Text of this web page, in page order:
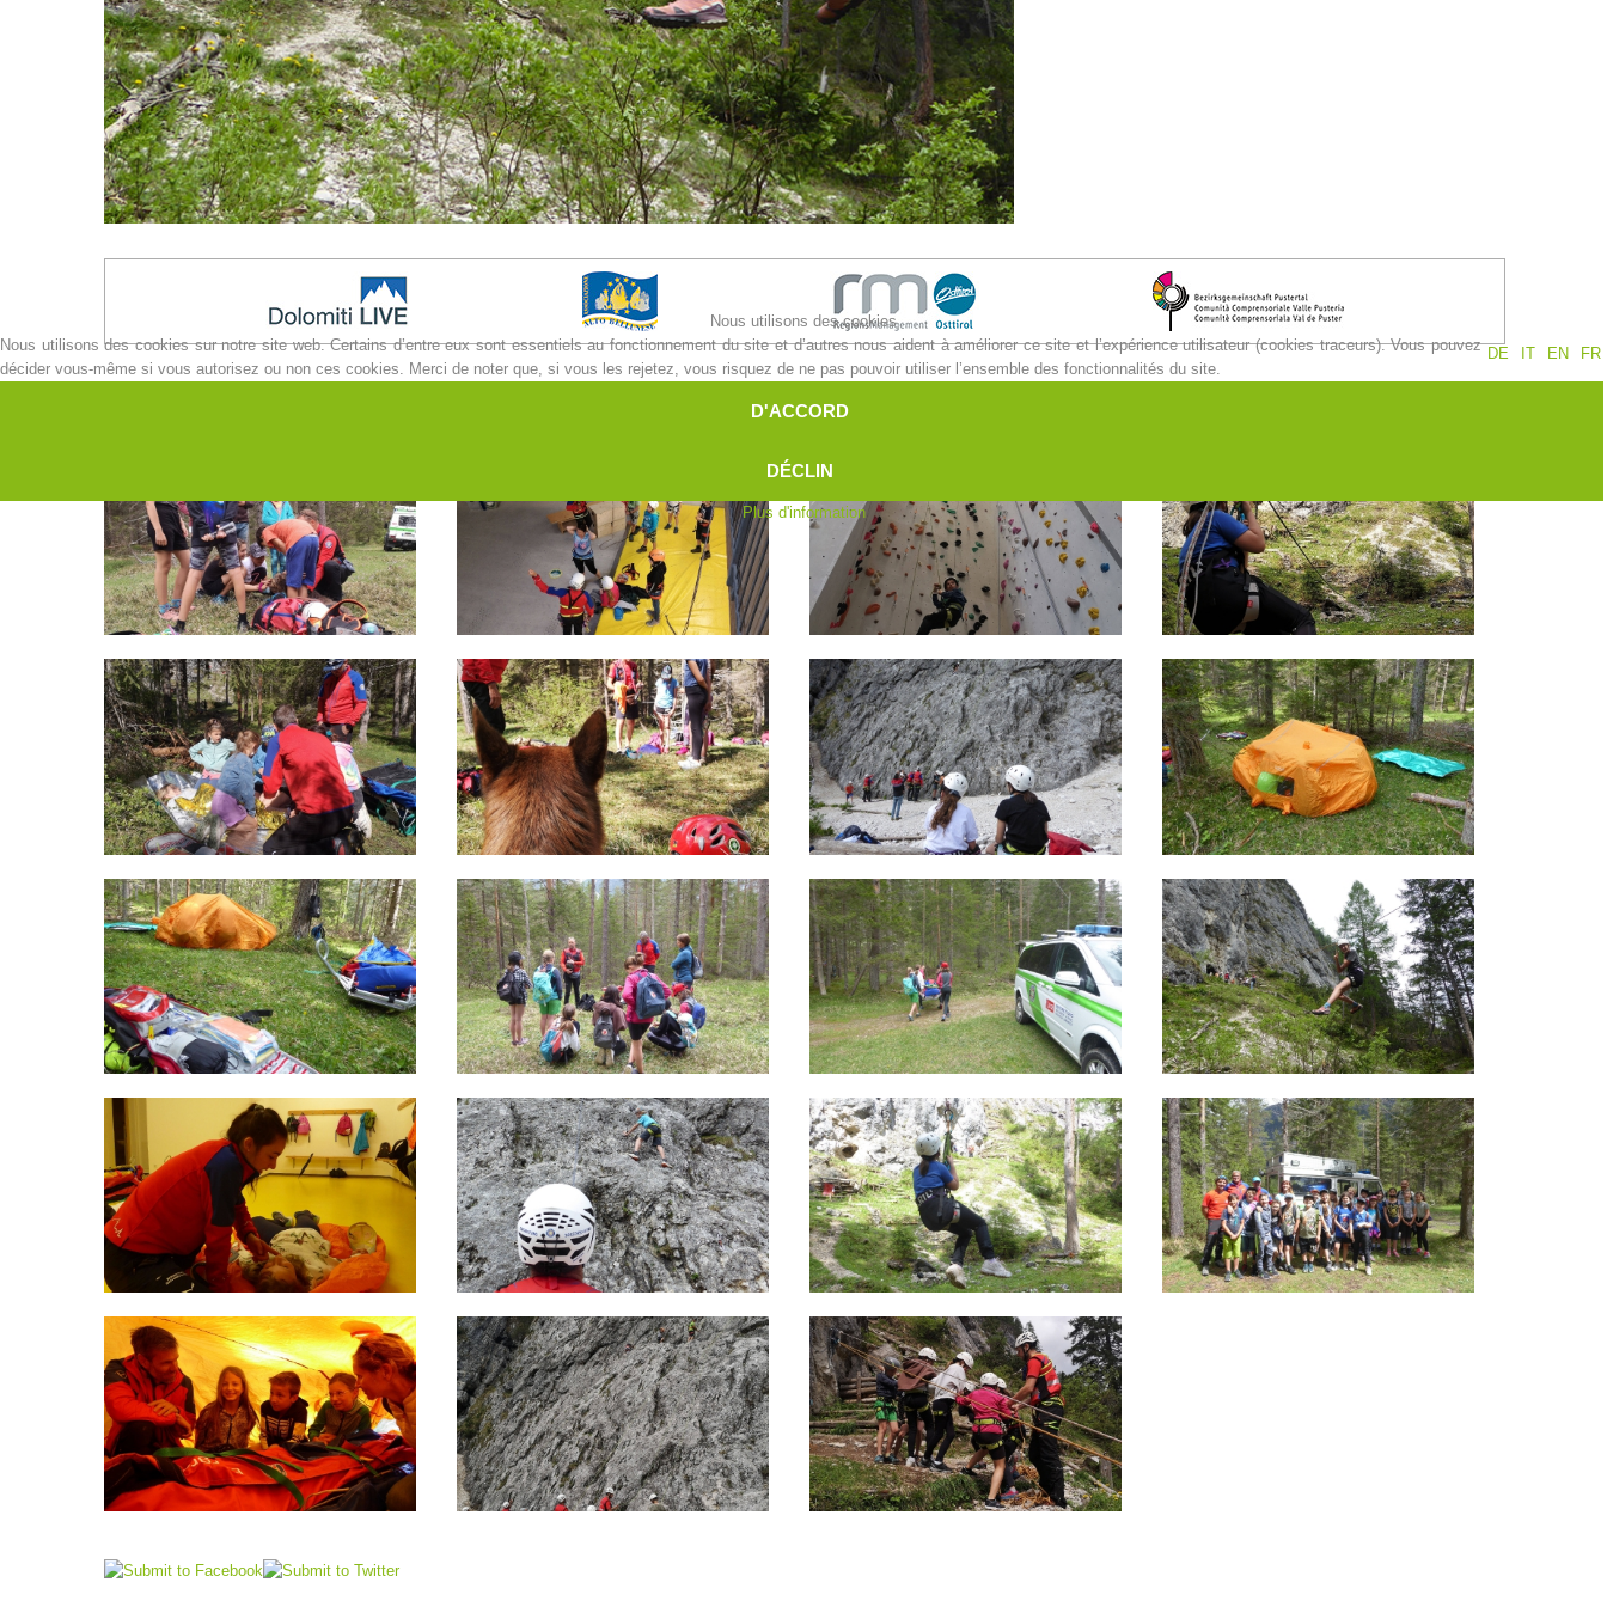
Nous utilisons des cookies
DE
IT EN FR
Nous utilisons des cookies sur notre site web. Certains d’entre eux sont essentiels au fonctionnement du site et d’autres nous aident à améliorer ce site et l’expérience utilisateur (cookies traceurs). Vous pouvez
décider vous-même si vous autorisez ou non ces cookies. Merci de noter que, si vous les rejetez, vous risquez de ne pas pouvoir utiliser l’ensemble des fonctionnalités du site.
D'ACCORD
DÉCLIN
Plus d'information